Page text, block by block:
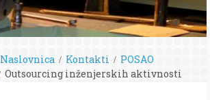
Naslovnica Kontakti
POSAO
Outsourcing inženjerskih aktivnosti